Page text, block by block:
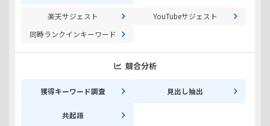
楽天サジェスト
YouTubeサジェスト
同時ランクインキーワード
競合分析
獲得キーワード調査 見出し抽出
共起語